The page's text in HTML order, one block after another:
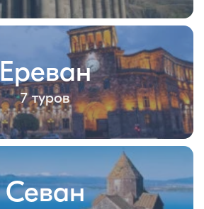
Ереван
7 туров
Севан